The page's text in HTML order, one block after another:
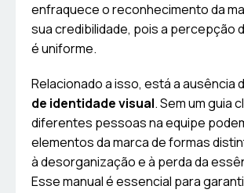
enfraquece o reconhecimento da
sua credibilidade, pois a percepção
é uniforme.
Relacionado a isso, está a ausência
de identidade visual. Sem um guia
diferentes pessoas na equipe
elementos da marca de formas
à desorganização e à perda da
Esse manual é essencial para